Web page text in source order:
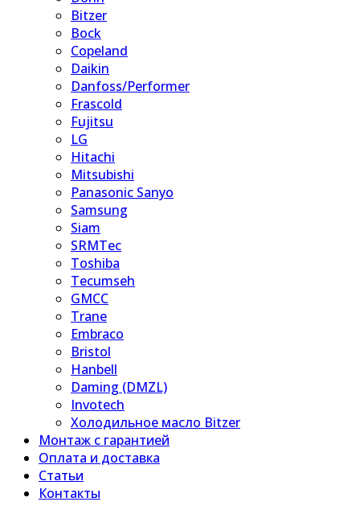
Bitzer
Bock
Copeland
Daikin
Danfoss/Performer
Frascold
Fujitsu
LG
Hitachi
Mitsubishi
Panasonic Sanyo
Samsung
Siam
SRMTec
Toshiba
Tecumseh
GMCC
Trane
Embraco
Bristol
Hanbell
Daming (DMZL)
Invotech
Холодильное масло Bitzer
Монтаж с гарантией
Оплата и доставка
Статьи
Контакты